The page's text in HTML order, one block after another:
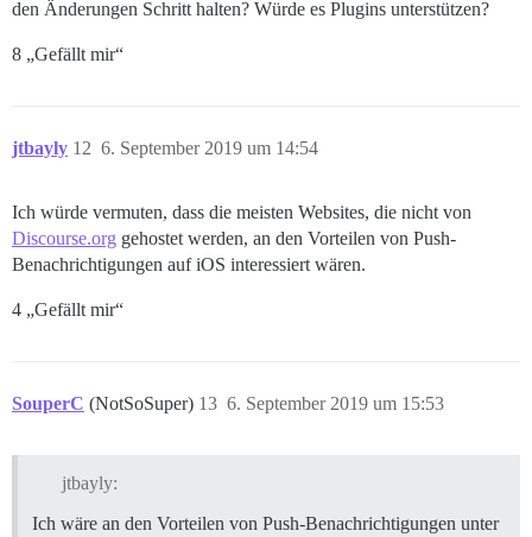
den Änderungen Schritt halten? Würde es Plugins unterstützen?
8 „Gefällt mir“
jtbayly 6. September 2019 um 14:54
12
Ich würde vermuten, dass die meisten Websites, die nicht von
Discourse.org gehostet werden, an den Vorteilen von Push-
Benachrichtigungen auf iOS interessiert wären.
4 „Gefällt mir“
SouperC (NotSoSuper) 6. September 2019 um 15:53
13
jtbayly:
Ich wäre an den Vorteilen von Push-Benachrichtigungen unter